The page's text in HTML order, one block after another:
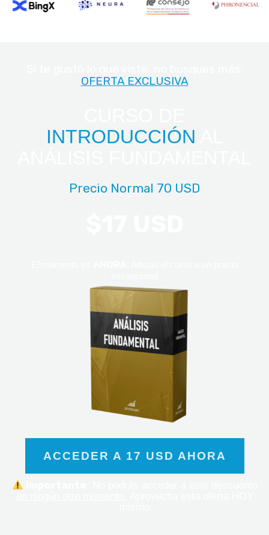
OFERTA EXCLUSIVA
INTRODUCCIÓN
Precio Normal 70 USD
ACCEDER A 17 USD AHORA